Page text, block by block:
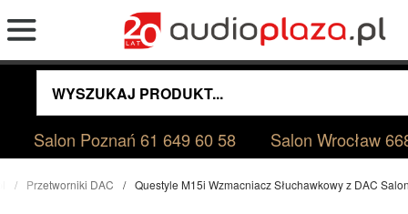
Salon Poznań61 649 60 58 Salon Wrocław
Przetworniki DAC Questyle M15i Wzmacniacz Słuchawkowy z DAC